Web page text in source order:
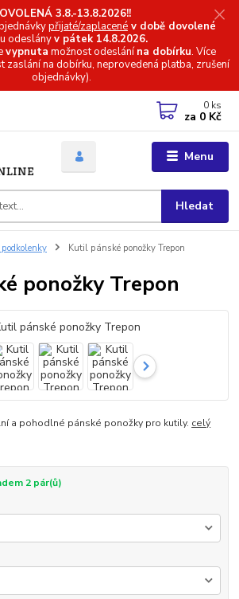
3.8.-13.8.2026!!
přijaté/zaplacené v době dovolené
odeslányv pátek 14.8.2026.
vypnuta možnost odeslánína dobírku. Více
zaslání na dobírku, neprovedená platba, zrušení
objednávky).
Menu
Hledat
0 ks
za 0 Kč
Kutil pánské ponožky Trepon
ponožky Trepon
a pohodlné pánské ponožky pro kutily. celý
2 pár(ů)